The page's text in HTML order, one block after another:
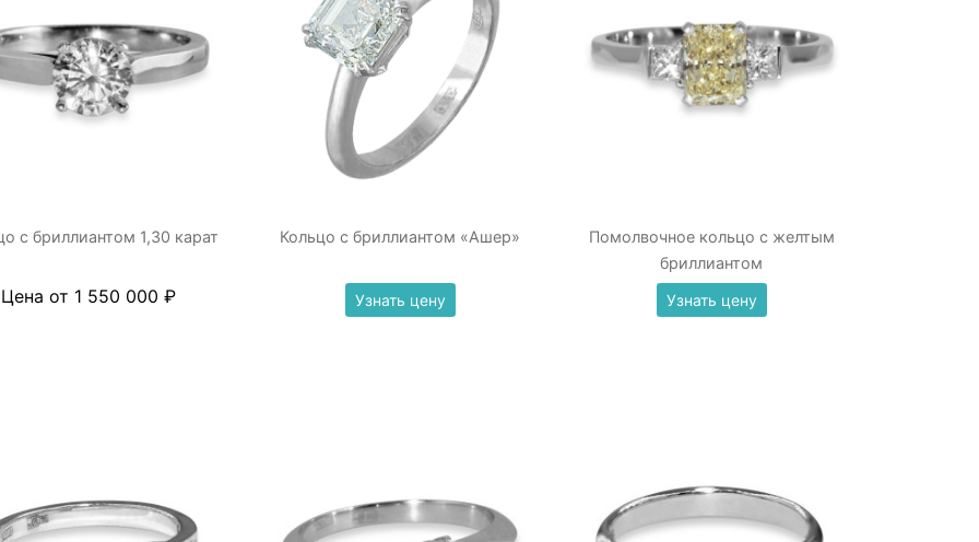
с бриллиантом 1,30 карат
Цена от 1 550 000 ₽
Кольцо с бриллиантом «Ашер»
Узнать цену
Помолвочное кольцо с желтым
бриллиантом
Узнать цену